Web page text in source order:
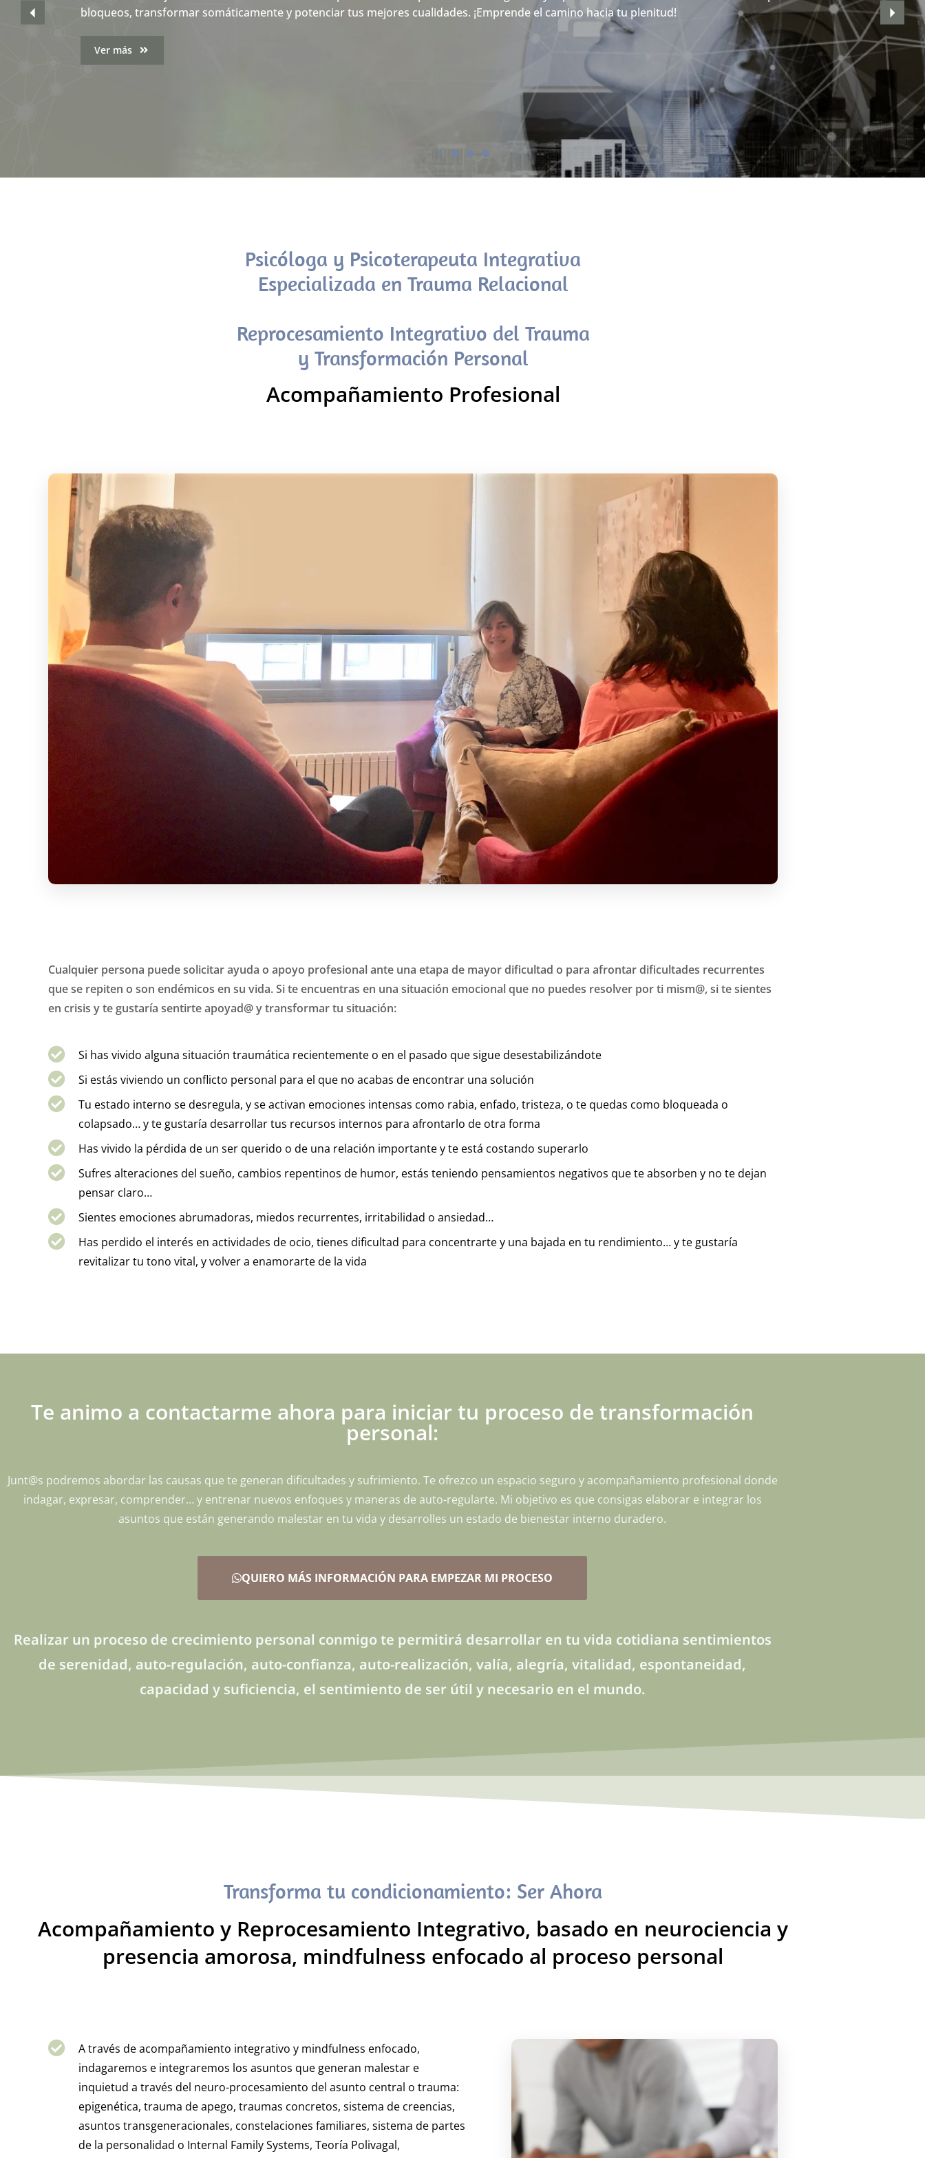
bloqueos, transformar somáticamente y potenciar tus mejores cualidades. ¡Emprende el camino hacia tu plenitud!
Ver más
experiencias adversas o traumáticas
Ver más
Psicóloga y Psicoterapeuta Integrativa
Especializada en Trauma Relacional
Reprocesamiento Integrativo del Trauma
y Transformación Personal
Acompañamiento Profesional
Cualquier persona puede solicitar ayuda o apoyo profesional ante una etapa de mayor dificultad o para afrontar dificultades recurrentes
que se repiten o son endémicos en su vida. Si te encuentras en una situación emocional que no puedes resolver por ti mism@, si te sientes
en crisis y te gustaría sentirte apoyad@ y transformar tu situación:
Si has vivido alguna situación traumática recientemente o en el pasado que sigue desestabilizándote
Si estás viviendo un conflicto personal para el que no acabas de encontrar una solución
Tu estado interno se desregula, y se activan emociones intensas como rabia, enfado, tristeza, o te quedas como bloqueada o
colapsado… y te gustaría desarrollar tus recursos internos para afrontarlo de otra forma
Has vivido la pérdida de un ser querido o de una relación importante y te está costando superarlo
Sufres alteraciones del sueño, cambios repentinos de humor, estás teniendo pensamientos negativos que te absorben y no te dejan
pensar claro…
Sientes emociones abrumadoras, miedos recurrentes, irritabilidad o ansiedad…
Has perdido el interés en actividades de ocio, tienes dificultad para concentrarte y una bajada en tu rendimiento… y te gustaría
revitalizar tu tono vital, y volver a enamorarte de la vida
Te animo a contactarme ahora para iniciar tu proceso de transformación
personal:
Junt@s podremos abordar las causas que te generan dificultades y sufrimiento. Te ofrezco un espacio seguro y acompañamiento profesional donde
indagar, expresar, comprender… y entrenar nuevos enfoques y maneras de auto-regularte. Mi objetivo es que consigas elaborar e integrar los
asuntos que están generando malestar en tu vida y desarrolles un estado de bienestar interno duradero.
QUIERO MÁS INFORMACIÓN PARA EMPEZAR MI PROCESO
Realizar un proceso de crecimiento personal conmigo te permitirá desarrollar en tu vida cotidiana sentimientos
de serenidad, auto-regulación, auto-confianza, auto-realización, valía, alegría, vitalidad, espontaneidad,
capacidad y suficiencia, el sentimiento de ser útil y necesario en el mundo.
Transforma tu condicionamiento: Ser Ahora
Acompañamiento y Reprocesamiento Integrativo, basado en neurociencia y
presencia amorosa, mindfulness enfocado al proceso personal
A través de acompañamiento integrativo y mindfulness enfocado,
indagaremos e integraremos los asuntos que generan malestar e
inquietud a través del neuro-procesamiento del asunto central o trauma:
epigenética, trauma de apego, traumas concretos, sistema de creencias,
asuntos transgeneracionales, constelaciones familiares, sistema de partes
de la personalidad o Internal Family Systems, Teoría Polivagal,